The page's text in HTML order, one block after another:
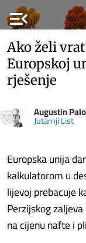
menu_open
Ako želi
Europskoj
rješenje
Augustin
Jutarnji List
Europska unija
kalkulatorom u
lijevoj prebacuje
Perzijskog
na cijenu nafte i